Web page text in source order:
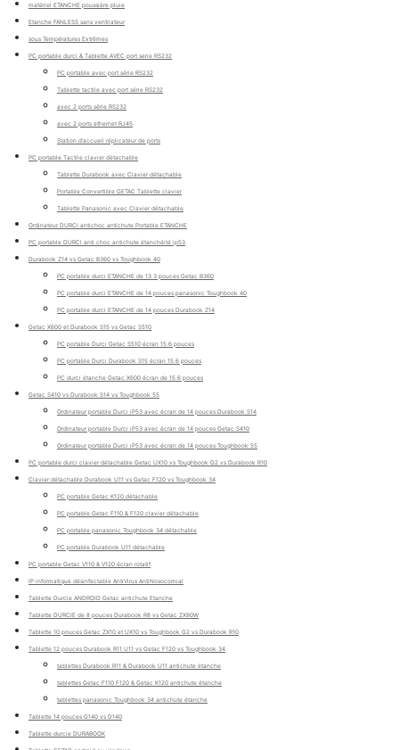
matériel ETANCHE poussière pluie
Etanche FANLESS sans ventilateur
sous Températures Extrêmes
PC portable durci & Tablette AVEC port serie RS232
PC portable avec port série RS232
Tablette tactile avec port série RS232
avec 2 ports série RS232
avec 2 ports ethernet RJ45
Station d'accueil réplicateur de ports
PC portable Tactile clavier détachable
Tablette Durabook avec Clavier détachable
Portable Convertible GETAC Tablette clavier
Tablette Panasonic avec Clavier détachable
Ordinateur DURCI antichoc antichute Portable ETANCHE
PC portable DURCI anti choc antichute étanchéité ip53
Durabook Z14 vs Getac B360 vs Toughbook 40
PC portable durci ETANCHE de 13.3 pouces Getac B360
PC portable durci ETANCHE de 14 pouces panasonic Toughbook 40
PC portable durci ETANCHE de 14 pouces Durabook Z14
Getac X600 et Durabook S15 vs Getac S510
PC portable Durci Getac S510 écran 15.6 pouces
PC portable Durci Durabook S15 écran 15.6 pouces
PC durci étanche Getac X600 écran de 15.6 pouces
Getac S410 vs Durabook S14 vs Toughbook 55
Ordinateur portable Durci iP53 avec écran de 14 pouces Durabook S14
Ordinateur portable Durci iP53 avec écran de 14 pouces Getac S410
Ordinateur portable Durci iP53 avec écran de 14 pouces Toughbook 55
PC portable durci clavier détachable Getac UX10 vs Toughbook G2 vs Durabook R10
Clavier détachable Durabook U11 vs Getac F120 vs Toughbook 34
PC portable Getac K120 détachable
PC portable Getac F110 & F120 clavier détachable
PC portable panasonic Toughbook 34 détachable
PC portable Durabook U11 détachable
PC portable Getac V110 & V120 écran rotatif
IP informatique désinfectable AntiVirus AntiNosocomial
Tablette Durcie ANDROID Getac antichute Etanche
Tablette DURCIE de 8 pouces Durabook R8 vs Getac ZX80W
Tablette 10 pouces Getac ZX10 et UX10 vs Toughbook G2 vs Durabook R10
Tablette 12 pouces Durabook R11 U11 vs Getac F120 vs Toughbook 34
tablettes Durabook R11 & Durabook U11 antichute étanche
tablettes Getac F110 F120 & Getac K120 antichute étanche
tablettes panasonic Toughbook 34 antichute étanche
Tablette 14 pouces G140 vs D140
Tablette durcie DURABOOK